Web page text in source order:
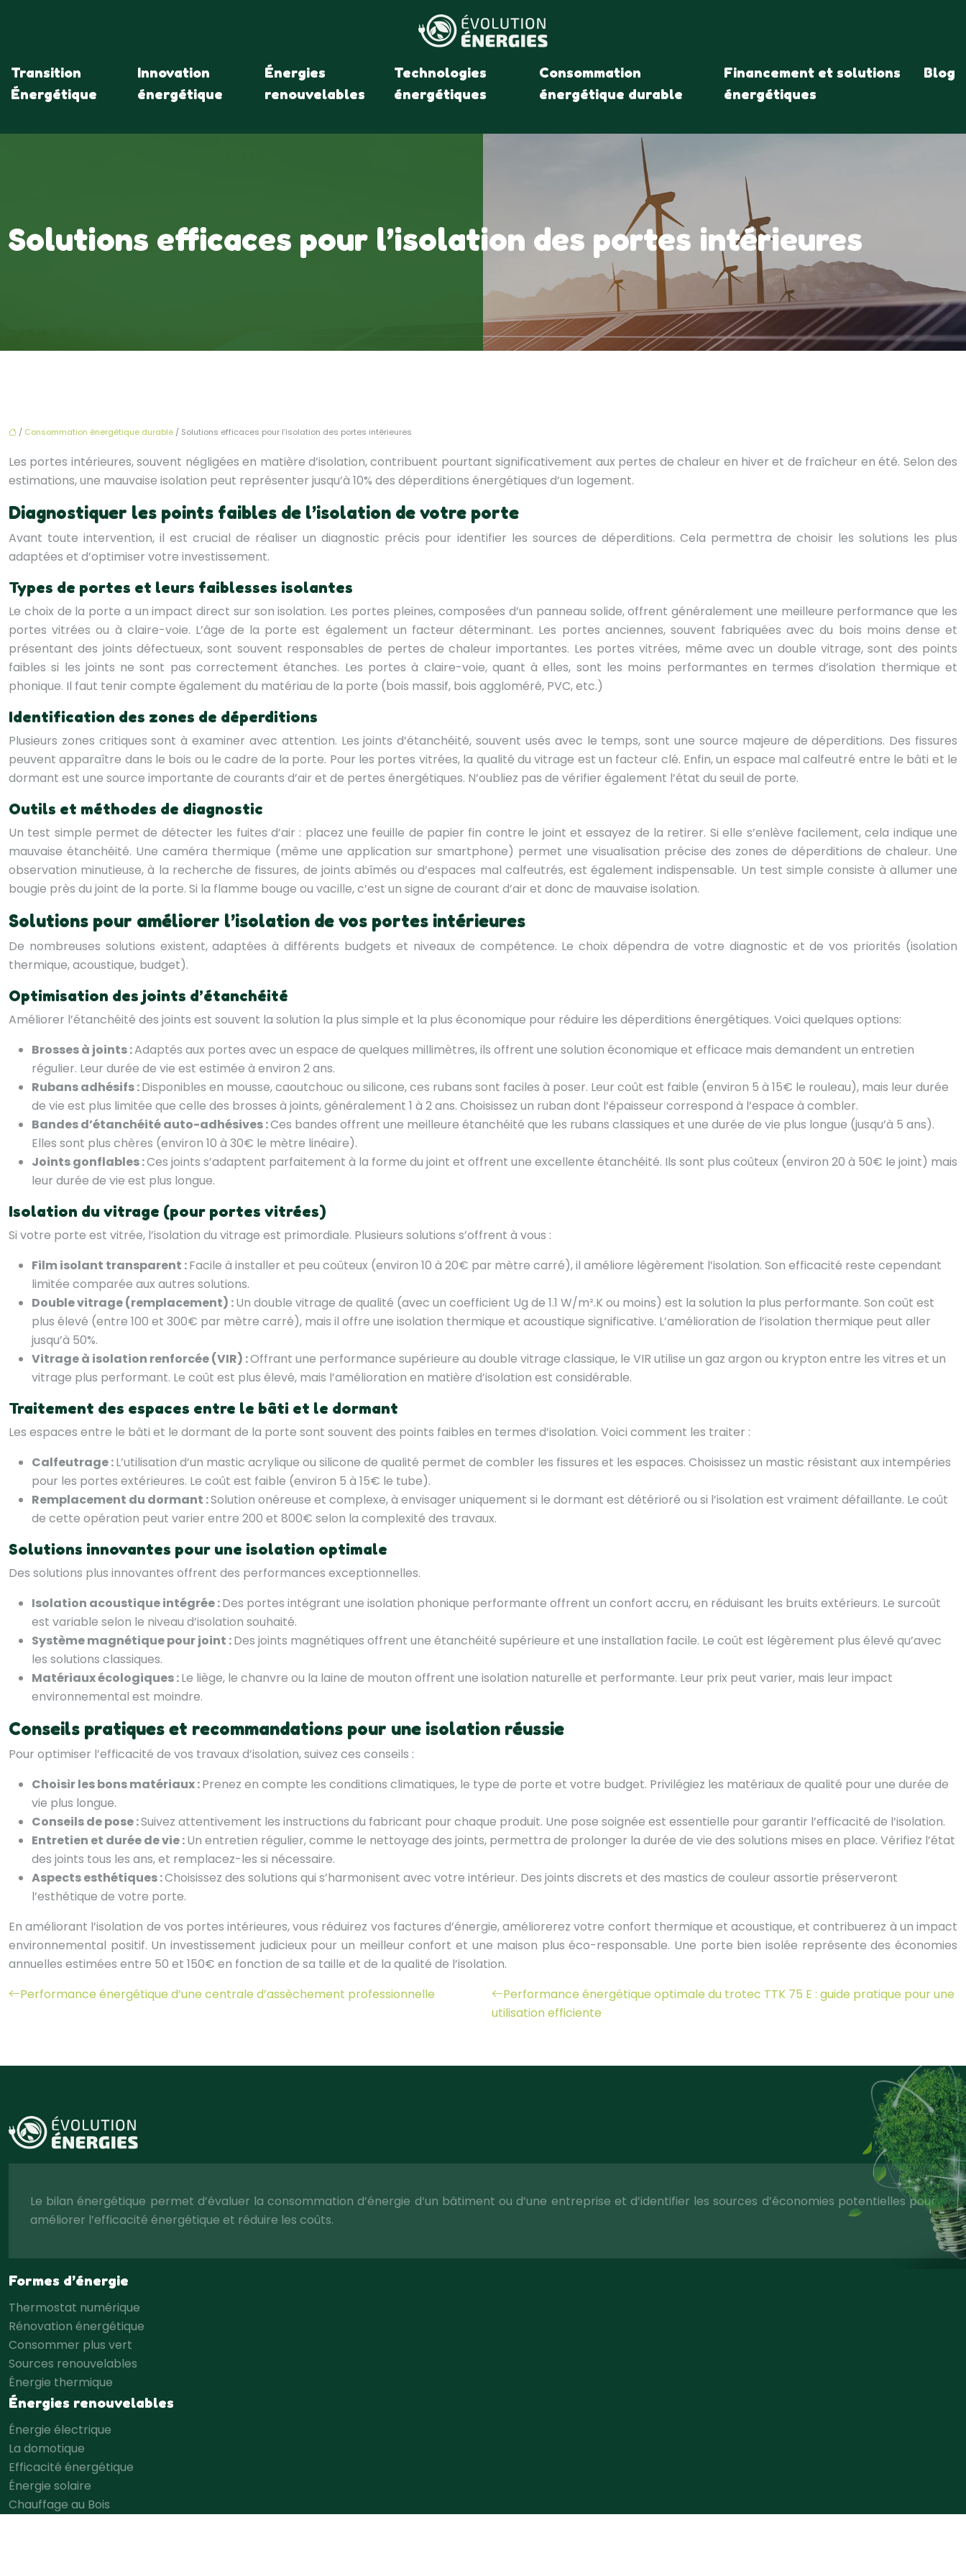
Transition
Énergétique
Innovation
énergétique
Énergies
renouvelables
Technologies
énergétiques
Consommation
énergétique durable
Financement et solutions
énergétiques
Blog
Solutions efficaces pour l’isolation des portes intérieures
/ Consommation énergétique durable / Solutions efficaces pour l’isolation des portes intérieures
Les portes intérieures, souvent négligées en matière d’isolation, contribuent pourtant significativement aux pertes de chaleur en hiver et de fraîcheur en été. Selon des
estimations, une mauvaise isolation peut représenter jusqu’à 10% des déperditions énergétiques d’un logement.
Diagnostiquer les points faibles de l’isolation de votre porte
Avant toute intervention, il est crucial de réaliser un diagnostic précis pour identifier les sources de déperditions. Cela permettra de choisir les solutions les plus
adaptées et d’optimiser votre investissement.
Types de portes et leurs faiblesses isolantes
Le choix de la porte a un impact direct sur son isolation. Les portes pleines, composées d’un panneau solide, offrent généralement une meilleure performance que les
portes vitrées ou à claire-voie. L’âge de la porte est également un facteur déterminant. Les portes anciennes, souvent fabriquées avec du bois moins dense et
présentant des joints défectueux, sont souvent responsables de pertes de chaleur importantes. Les portes vitrées, même avec un double vitrage, sont des points
faibles si les joints ne sont pas correctement étanches. Les portes à claire-voie, quant à elles, sont les moins performantes en termes d’isolation thermique et
phonique. Il faut tenir compte également du matériau de la porte (bois massif, bois aggloméré, PVC, etc.)
Identification des zones de déperditions
Plusieurs zones critiques sont à examiner avec attention. Les joints d’étanchéité, souvent usés avec le temps, sont une source majeure de déperditions. Des fissures
peuvent apparaître dans le bois ou le cadre de la porte. Pour les portes vitrées, la qualité du vitrage est un facteur clé. Enfin, un espace mal calfeutré entre le bâti et le
dormant est une source importante de courants d’air et de pertes énergétiques. N’oubliez pas de vérifier également l’état du seuil de porte.
Outils et méthodes de diagnostic
Un test simple permet de détecter les fuites d’air : placez une feuille de papier fin contre le joint et essayez de la retirer. Si elle s’enlève facilement, cela indique une
mauvaise étanchéité. Une caméra thermique (même une application sur smartphone) permet une visualisation précise des zones de déperditions de chaleur. Une
observation minutieuse, à la recherche de fissures, de joints abîmés ou d’espaces mal calfeutrés, est également indispensable. Un test simple consiste à allumer une
bougie près du joint de la porte. Si la flamme bouge ou vacille, c’est un signe de courant d’air et donc de mauvaise isolation.
Solutions pour améliorer l’isolation de vos portes intérieures
De nombreuses solutions existent, adaptées à différents budgets et niveaux de compétence. Le choix dépendra de votre diagnostic et de vos priorités (isolation
thermique, acoustique, budget).
Optimisation des joints d’étanchéité
Améliorer l’étanchéité des joints est souvent la solution la plus simple et la plus économique pour réduire les déperditions énergétiques. Voici quelques options:
Brosses à joints :Adaptés aux portes avec un espace de quelques millimètres, ils offrent une solution économique et efficace mais demandent un entretien
régulier. Leur durée de vie est estimée à environ 2 ans.
Rubans adhésifs :Disponibles en mousse, caoutchouc ou silicone, ces rubans sont faciles à poser. Leur coût est faible (environ 5 à 15€ le rouleau), mais leur durée
de vie est plus limitée que celle des brosses à joints, généralement 1 à 2 ans. Choisissez un ruban dont l’épaisseur correspond à l’espace à combler.
Bandes d’étanchéité auto-adhésives :Ces bandes offrent une meilleure étanchéité que les rubans classiques et une durée de vie plus longue (jusqu’à 5 ans).
Elles sont plus chères (environ 10 à 30€ le mètre linéaire).
Joints gonflables :Ces joints s’adaptent parfaitement à la forme du joint et offrent une excellente étanchéité. Ils sont plus coûteux (environ 20 à 50€ le joint) mais
leur durée de vie est plus longue.
Isolation du vitrage (pour portes vitrées)
Si votre porte est vitrée, l’isolation du vitrage est primordiale. Plusieurs solutions s’offrent à vous :
Film isolant transparent :Facile à installer et peu coûteux (environ 10 à 20€ par mètre carré), il améliore légèrement l’isolation. Son efficacité reste cependant
limitée comparée aux autres solutions.
Double vitrage (remplacement) :Un double vitrage de qualité (avec un coefficient Ug de 1.1 W/m².K ou moins) est la solution la plus performante. Son coût est
plus élevé (entre 100 et 300€ par mètre carré), mais il offre une isolation thermique et acoustique significative. L’amélioration de l’isolation thermique peut aller
jusqu’à 50%.
Vitrage à isolation renforcée (VIR) :Offrant une performance supérieure au double vitrage classique, le VIR utilise un gaz argon ou krypton entre les vitres et un
vitrage plus performant. Le coût est plus élevé, mais l’amélioration en matière d’isolation est considérable.
Traitement des espaces entre le bâti et le dormant
Les espaces entre le bâti et le dormant de la porte sont souvent des points faibles en termes d’isolation. Voici comment les traiter :
Calfeutrage :L’utilisation d’un mastic acrylique ou silicone de qualité permet de combler les fissures et les espaces. Choisissez un mastic résistant aux intempéries
pour les portes extérieures. Le coût est faible (environ 5 à 15€ le tube).
Remplacement du dormant :Solution onéreuse et complexe, à envisager uniquement si le dormant est détérioré ou si l’isolation est vraiment défaillante. Le coût
de cette opération peut varier entre 200 et 800€ selon la complexité des travaux.
Solutions innovantes pour une isolation optimale
Des solutions plus innovantes offrent des performances exceptionnelles.
Isolation acoustique intégrée :Des portes intégrant une isolation phonique performante offrent un confort accru, en réduisant les bruits extérieurs. Le surcoût
est variable selon le niveau d’isolation souhaité.
Système magnétique pour joint :Des joints magnétiques offrent une étanchéité supérieure et une installation facile. Le coût est légèrement plus élevé qu’avec
les solutions classiques.
Matériaux écologiques :Le liège, le chanvre ou la laine de mouton offrent une isolation naturelle et performante. Leur prix peut varier, mais leur impact
environnemental est moindre.
Conseils pratiques et recommandations pour une isolation réussie
Pour optimiser l’efficacité de vos travaux d’isolation, suivez ces conseils :
Choisir les bons matériaux :Prenez en compte les conditions climatiques, le type de porte et votre budget. Privilégiez les matériaux de qualité pour une durée de
vie plus longue.
Conseils de pose :Suivez attentivement les instructions du fabricant pour chaque produit. Une pose soignée est essentielle pour garantir l’efficacité de l’isolation.
Entretien et durée de vie :Un entretien régulier, comme le nettoyage des joints, permettra de prolonger la durée de vie des solutions mises en place. Vérifiez l’état
des joints tous les ans, et remplacez-les si nécessaire.
Aspects esthétiques :Choisissez des solutions qui s’harmonisent avec votre intérieur. Des joints discrets et des mastics de couleur assortie préserveront
l’esthétique de votre porte.
En améliorant l’isolation de vos portes intérieures, vous réduirez vos factures d’énergie, améliorerez votre confort thermique et acoustique, et contribuerez à un impact
environnemental positif. Un investissement judicieux pour un meilleur confort et une maison plus éco-responsable. Une porte bien isolée représente des économies
annuelles estimées entre 50 et 150€ en fonction de sa taille et de la qualité de l’isolation.
Performance énergétique d’une centrale d’assèchement professionnelle
Performance énergétique optimale du trotec TTK 75 E : guide pratique pour une
utilisation efficiente
Le bilan énergétique permet d’évaluer la consommation d’énergie d’un bâtiment ou d’une entreprise et d’identifier les sources d’économies potentielles pour
améliorer l’efficacité énergétique et réduire les coûts.
Formes d’énergie
Thermostat numérique
Rénovation énergétique
Consommer plus vert
Sources renouvelables
Énergie thermique
Énergies renouvelables
Énergie électrique
La domotique
Efficacité énergétique
Énergie solaire
Chauffage au Bois